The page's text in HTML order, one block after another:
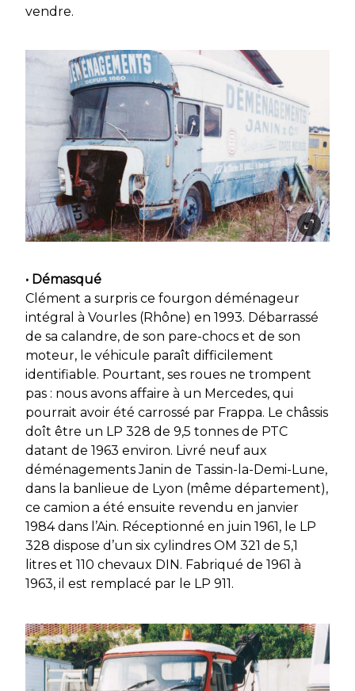
vendre.
• Démasqué
Clément a surpris ce fourgon déménageur
intégral à Vourles (Rhône) en 1993. Débarrassé
de sa calandre, de son pare-chocs et de son
moteur, le véhicule paraît difficilement
identifiable. Pourtant, ses roues ne trompent
pas : nous avons affaire à un Mercedes, qui
pourrait avoir été carrossé par Frappa. Le châssis
doît être un LP 328 de 9,5 tonnes de PTC
datant de 1963 environ. Livré neuf aux
déménagements Janin de Tassin-la-Demi-Lune,
dans la banlieue de Lyon (même département),
ce camion a été ensuite revendu en janvier
1984 dans l’Ain. Réceptionné en juin 1961, le LP
328 dispose d’un six cylindres OM 321 de 5,1
litres et 110 chevaux DIN. Fabriqué de 1961 à
1963, il est remplacé par le LP 911.